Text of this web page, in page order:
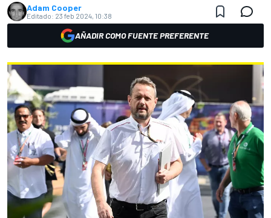
Adam Cooper
Editado: 23 feb 2024, 10:38
AÑADIR COMO FUENTE PREFERENTE